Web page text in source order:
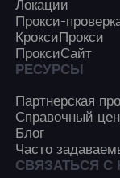
Локации
Прокси-
КроксиПрокси
ПроксиСайт
РЕСУРСЫ
Партнерская
Справочный
Блог
Часто
СВЯЗАТЬСЯ С